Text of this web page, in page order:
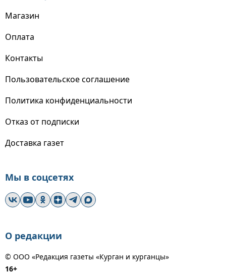
Магазин
Оплата
Контакты
Пользовательское соглашение
Политика конфиденциальности
Отказ от подписки
Доставка газет
Мы в соцсетях
О редакции
© ООО «Редакция газеты «Курган и курганцы»
16+